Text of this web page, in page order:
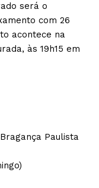
será o
com 26
acontece na
às 19h15 em
Paulista